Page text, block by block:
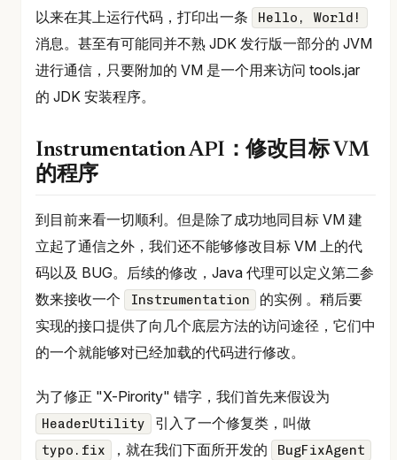
以来在其上运行代码，打印出一条
Hello, World!
消息。甚至有可能同并不熟 JDK 发行版一部分的 JVM
进行通信，只要附加的 VM 是一个用来访问 tools.jar
的 JDK 安装程序。
Instrumentation API：修改目标 VM
的程序
到目前来看一切顺利。但是除了成功地同目标 VM 建
立起了通信之外，我们还不能够修改目标 VM 上的代
码以及 BUG。后续的修改，Java 代理可以定义第二参
数来接收一个
Instrumentation
的实例 。稍后要
实现的接口提供了向几个底层方法的访问途径，它们中
的一个就能够对已经加载的代码进行修改。
为了修正 "X-Pirority" 错字，我们首先来假设为
HeaderUtility 引入了一个修复类，叫做
typo.fix ，就在我们下面所开发的 BugFixAgent